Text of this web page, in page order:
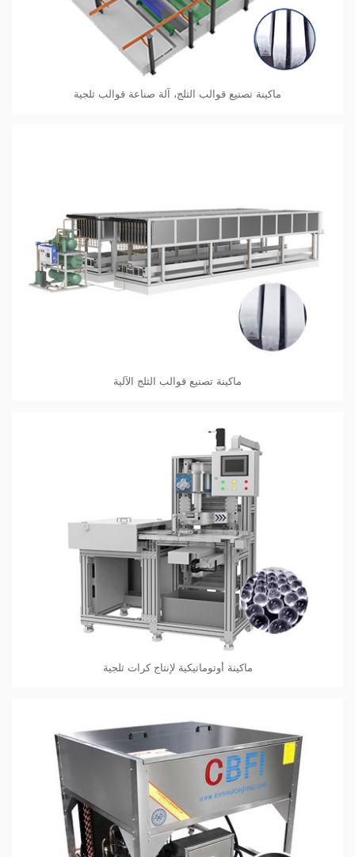
ماكينة تصنيع قوالب الثلج، آلة صناعة قوالب ثلجية
ماكينة تصنيع قوالب الثلج الآلية
ماكينة أوتوماتيكية لإنتاج كرات ثلجية